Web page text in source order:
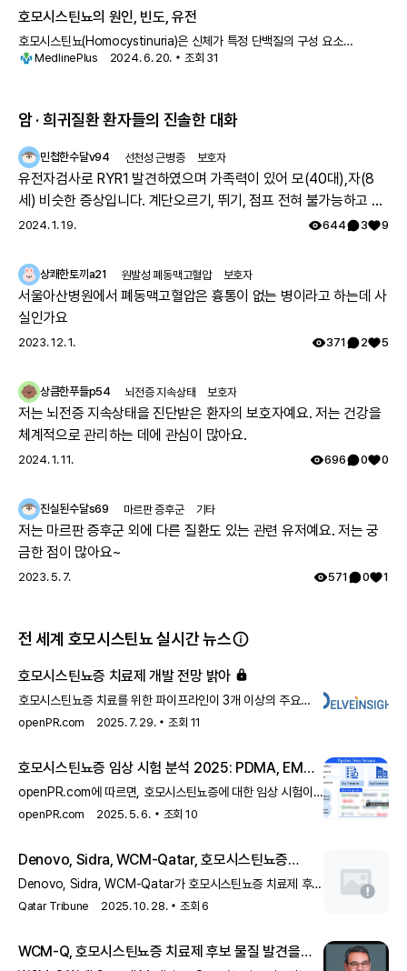
호모시스틴뇨의 원인, 빈도, 유전
호모시스틴뇨(Homocystinuria)은 신체가 특정 단백질의 구성 요소
(아미노산)를 제대로 처리하지 못하는 유전 질환입니다. 가장 흔한 형태
MedlinePlus 2024. 6. 20. 조회 31
암 · 희귀질환 환자들의 진솔한 대화
민첩한수달v94 선천성 근병증 보호자
유전자검사로 RYR1 발견하였으며 가족력이 있어 모(40대),자(8
세) 비슷한 증상입니다. 계단오르기, 뛰기, 점프 전혀 불가능하고 전
체적으로 몸의 힘이 부족하지만 위의 불가능한점을 빼고는 힘들지
를 보았으나 그당시에는 아킬레스건이 짧아서 그런거라고 운동 열
심히 하라는 답을 듣고 쭉 지내다가 출산후 첫째아이도 같은 증상으
로 서울대병원 방문하여 근육병의심으로 여러 검사를 하였으나 정
은 케이스가 있나 알아보기로 하고 주기적으로 외래만 다녔습니다.
자 모두 최종진단 받았어요. 이 글 작성후 한달뒤, 오늘 서울대 외래
에 가서 말씀드리니 아니라고, 잘못된 검사결과라고 찾고 있는중이
니 기다려보자고 하십니다 ㅠㅠ
2024. 1. 19. 644 3 9
상쾌한토끼a21 원발성 폐동맥고혈압 보호자
서울아산병원에서 폐동맥고혈압은 흉통이 없는 병이라고 하는데 사
실인가요
2023. 12. 1. 371 2 5
상큼한푸들p54 뇌전증 지속상태 보호자
저는 뇌전증 지속상태을 진단받은 환자의 보호자예요. 저는 건강을
체계적으로 관리하는 데에 관심이 많아요.
2024. 1. 11. 696 0 0
진실된수달s69 마르판 증후군 기타
저는 마르판 증후군 외에 다른 질환도 있는 관련 유저예요. 저는 궁
금한 점이 많아요~
2023. 5. 7. 571 0 1
전 세계 호모시스틴뇨 실시간 뉴스
호모시스틴뇨증 치료제 개발 전망 밝아
호모시스틴뇨증 치료를 위한 파이프라인이 3개 이상의 주요
후보로 유망한 것으로 보입니다.
openPR.com 2025. 7. 29. 조회 11
호모시스틴뇨증 임상 시험 분석 2025: PDMA, EMA,
FDA
openPR.com에 따르면, 호모시스틴뇨증에 대한 임상 시험이
2025년까지 PDMA, EMA, FDA의 분석을 받을 예정입니다.
openPR.com 2025. 5. 6. 조회 10
Denovo, Sidra, WCM-Qatar, 호모시스틴뇨증
치료제 후보 물질 탐색 협력
Denovo, Sidra, WCM-Qatar가 호모시스틴뇨증 치료제 후보
물질을 찾기 위해 협력합니다. 이 협력은 카타르에서 진행되며,
Qatar Tribune 2025. 10. 28. 조회6
WCM-Q, 호모시스틴뇨증 치료제 후보 물질 발견을